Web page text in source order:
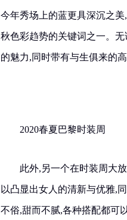
今年秀场上的蓝更具深沉之
秋色彩趋势的关键词之一。
的魅力,同时带有与生俱来的
2020春夏巴黎时装周
此外,另一个在时装周大
以凸显出女人的清新与优雅,
不俗,甜而不腻,各种搭配都可